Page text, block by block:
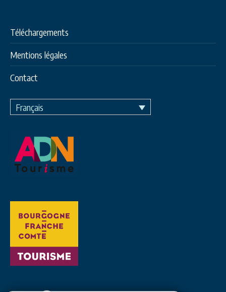
Téléchargements
Mentions légales
Contact
Français